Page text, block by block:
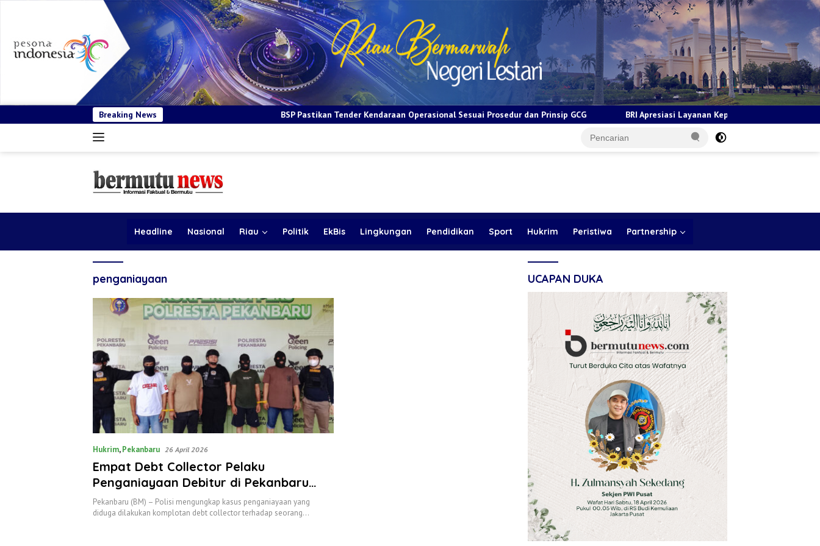
Breaking News BSP Pastikan Tender Kendaraan Operasional Sesuai Prosedur dan Prinsip GCG BRI Apresiasi Layanan Kepada Pensiunan Jadi Bukti Komitmen
Headline Nasional Riau Politik EkBis Lingkungan Pendidikan Sport Hukrim Peristiwa Partnership
penganiayaan
Hukrim,Pekanbaru 26 April 2026
Empat Debt Collector Pelaku
Penganiayaan Debitur di Pekanbaru
Diamankan
Pekanbaru (BM) – Polisi mengungkap kasus penganiayaan yang
diduga dilakukan komplotan debt collector terhadap seorang…
UCAPAN DUKA